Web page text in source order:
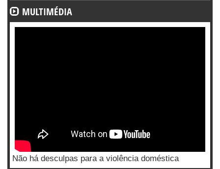
MULTIMÉDIA
Não há desculpas para a violência doméstica